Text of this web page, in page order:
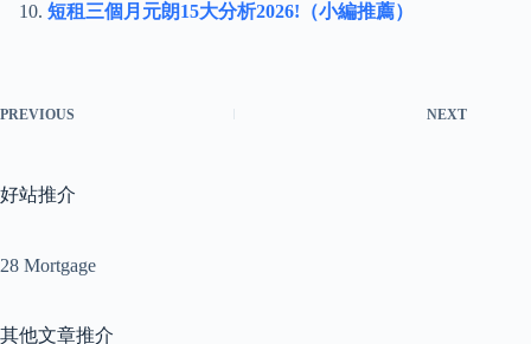
短租三個月元朗15大分析2026!（小編推薦）
PREVIOUS NEXT
好站推介
28 Mortgage
其他文章推介